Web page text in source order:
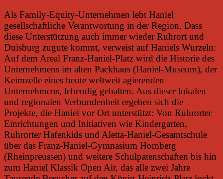
Als Family-Equity-Unternehmen lebt Haniel
gesellschaftliche Verantwortung in der Region. Dass
diese Unterstützung auch immer wieder Ruhrort und
Duisburg zugute kommt, verweist auf Haniels Wurzeln:
Auf dem Areal Franz-Haniel-Platz wird die Historie des
Unternehmens im alten Packhaus (Haniel-Museum), der
Keimzelle eines heute weltweit agierenden
Unternehmens, lebendig gehalten. Aus dieser lokalen
und regionalen Verbundenheit ergeben sich die
Projekte, die Haniel vor Ort unterstützt: Von Ruhrorter
Einrichtungen und Initiativen wie Kindergarten,
Ruhrorter Hafenkids und Aletta-Haniel-Gesamtschule
über das Franz-Haniel-Gymnasium Homberg
(Rheinpreussen) und weitere Schulpatenschaften bis hin
zum Haniel Klassik Open Air, das alle zwei Jahre